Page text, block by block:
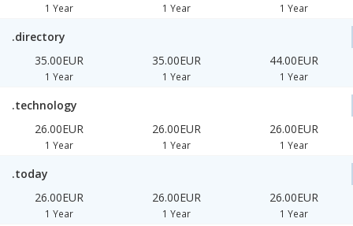
1 Year 1 Year 1 Year
.directory
35.00EUR
1 Year
35.00EUR
1 Year
44.00EUR
1 Year
.technology
26.00EUR
1 Year
26.00EUR
1 Year
26.00EUR
1 Year
.today
26.00EUR
1 Year
26.00EUR
1 Year
26.00EUR
1 Year